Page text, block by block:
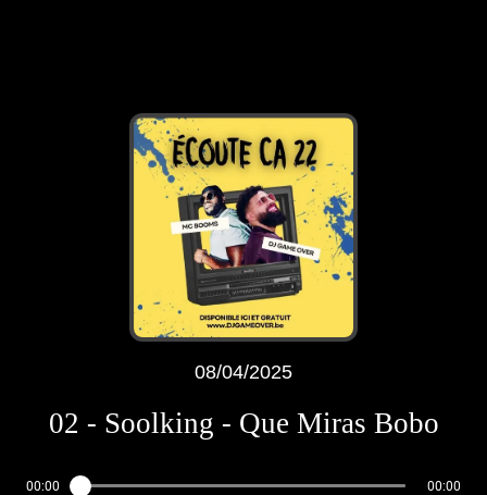
08/04/2025
02 - Soolking - Que Miras Bobo
00:00 00:00